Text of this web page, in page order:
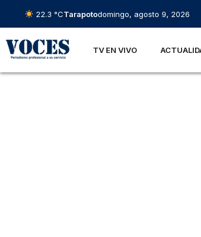
22.3 °CTarapotodomingo, agosto 9, 2026
TV EN VIVO